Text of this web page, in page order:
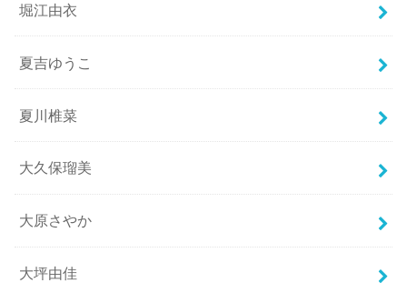
堀江由衣
夏吉ゆうこ
夏川椎菜
大久保瑠美
大原さやか
大坪由佳